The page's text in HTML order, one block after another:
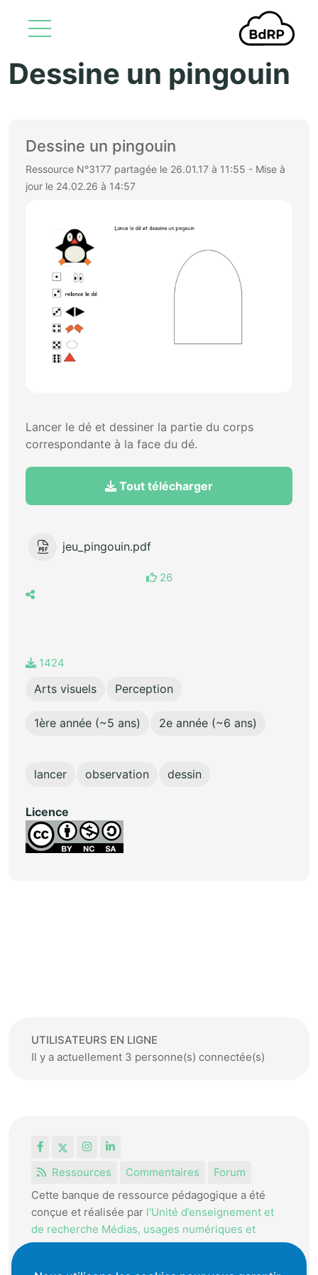
Aller au contenu principal
Dessine un pingouin
Dessine un pingouin
Ressource N°3177 partagée le 26.01.17 à 11:55 - Mise à
jour le 24.02.26 à 14:57
Lancer le dé et dessiner la partie du corps
correspondante à la face du dé.
Tout télécharger
jeu_pingouin.pdf
26
1424
Arts visuels Perception
1ère année (~5 ans) 2e année (~6 ans)
lancer observation dessin
Licence
UTILISATEURS EN LIGNE
Il y a actuellement 3 personne(s) connectée(s)
FacebookInstagram
LinkedIn
Ressources
Commentaires
Forum
Cette banque de ressource pédagogique a été
conçue et réalisée par l'Unité d’enseignement et
de recherche Médias, usages numériques et
didactique de l’Informatique.